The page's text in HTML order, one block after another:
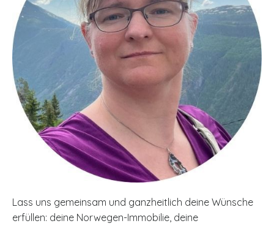
Lass uns gemeinsam und ganzheitlich deine Wünsche
erfüllen: deine Norwegen-Immobilie, deine